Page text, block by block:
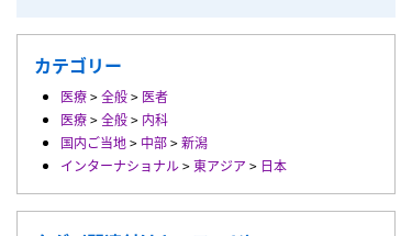
カテゴリー
医療>全般> 医者
医療>全般> 内科
国内ご当地> 中部>新潟
インターナショナル>東アジア > 日本